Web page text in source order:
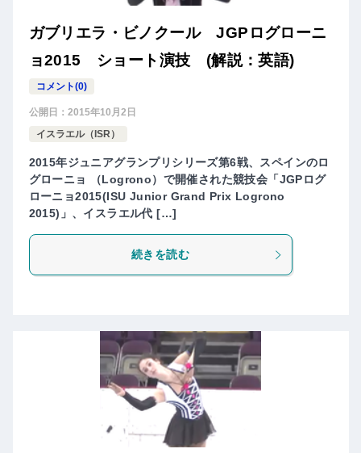
ガブリエラ・ビノクール JGPログローニ
ョ2015 ショート演技 (解説：英語)
コメント(0)
公開日： 2015年10月2日
イスラエル（ISR）
2015年ジュニアグランプリシリーズ第6戦、スペインのロ
グローニョ （Logrono）で開催された競技会「JGPログ
ローニョ2015(ISU Junior Grand Prix Logrono
2015)」、イスラエル代 […]
続きを読む